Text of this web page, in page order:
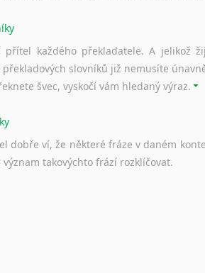
přítel každého překladatele. A jelikož
slovníků již nemusíte
švec, vyskočí vám hledaný výraz.
dobře ví, že některé fráze v daném
význam takovýchto frází rozklíčovat.